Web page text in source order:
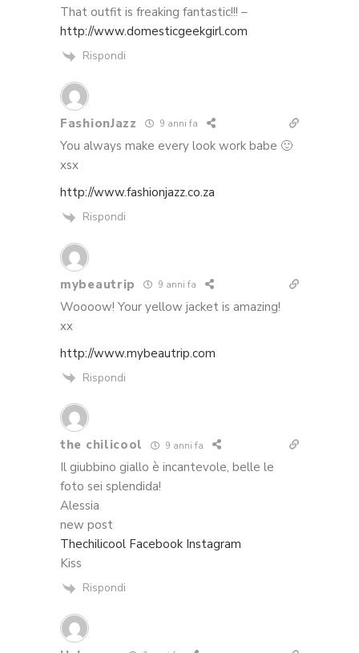
That outfit is freaking fantastic!!! –
http://www.domesticgeekgirl.com
Rispondi
FashionJazz 9 anni fa
You always make every look work babe 🙂
xsx
http://www.fashionjazz.co.za
Rispondi
mybeautrip 9 anni fa
Woooow! Your yellow jacket is amazing!
xx
http://www.mybeautrip.com
Rispondi
the chilicool 9 anni fa
Il giubbino giallo è incantevole, belle le
foto sei splendida!
Alessia
new post
Thechilicool Facebook Instagram
Kiss
Rispondi